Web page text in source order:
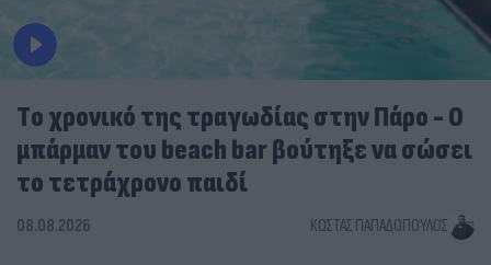
Tο χρονικό της τραγωδίας στην Πάρο - Ο
μπάρμαν του beach bar βούτηξε να σώσει
το τετράχρονο παιδί
08.08.2026 ΚΏΣΤΑΣ ΠΑΠΑΔΌΠΟΥΛΟΣ